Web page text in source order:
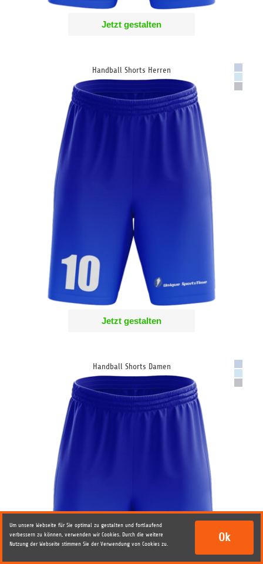
Jetzt gestalten
Handball Shorts Herren
Jetzt gestalten
Handball Shorts Damen
Um unsere Webseite für Sie optimal zu gestalten und fortlaufend
verbessern zu können, verwenden wir Cookies. Durch die weitere
Nutzung der Webseite stimmen Sie der Verwendung von Cookies zu.
Ok